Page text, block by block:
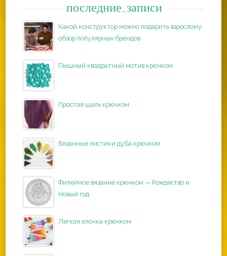
последние_записи
Какой конструктор можно подарить взрослому:
обзор популярных брендов
Пышный квадратный мотив крючком
Простая шаль крючком
Вязанные листики дуба крючком
Филейное вязание крючком — Рождество и
Новый год
Легкая елочка крючком